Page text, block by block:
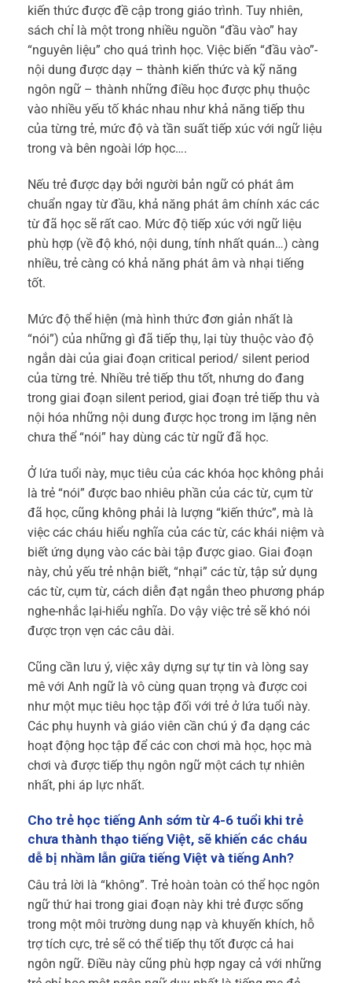
kiến thức được đề cập trong giáo trình. Tuy nhiên,
sách chỉ là một trong nhiều nguồn “đầu vào” hay
“nguyên liệu” cho quá trình học. Việc biến “đầu vào”-
nội dung được dạy – thành kiến thức và kỹ năng
ngôn ngữ – thành những điều học được phụ thuộc
vào nhiều yếu tố khác nhau như khả năng tiếp thu
của từng trẻ, mức độ và tần suất tiếp xúc với ngữ liệu
trong và bên ngoài lớp học….
Nếu trẻ được dạy bởi người bản ngữ có phát âm
chuẩn ngay từ đầu, khả năng phát âm chính xác các
từ đã học sẽ rất cao. Mức độ tiếp xúc với ngữ liệu
phù hợp (về độ khó, nội dung, tính nhất quán…) càng
nhiều, trẻ càng có khả năng phát âm và nhại tiếng
tốt.
Mức độ thể hiện (mà hình thức đơn giản nhất là
“nói”) của những gì đã tiếp thụ, lại tùy thuộc vào độ
ngắn dài của giai đoạn critical period/ silent period
của từng trẻ. Nhiều trẻ tiếp thu tốt, nhưng do đang
trong giai đoạn silent period, giai đoạn trẻ tiếp thu và
nội hóa những nội dung được học trong im lặng nên
chưa thể “nói” hay dùng các từ ngữ đã học.
Ở lứa tuổi này, mục tiêu của các khóa học không phải
là trẻ “nói” được bao nhiêu phần của các từ, cụm từ
đã học, cũng không phải là lượng “kiến thức”, mà là
việc các cháu hiểu nghĩa của các từ, các khái niệm và
biết ứng dụng vào các bài tập được giao. Giai đoạn
này, chủ yếu trẻ nhận biết, “nhại” các từ, tập sử dụng
các từ, cụm từ, cách diễn đạt ngắn theo phương pháp
nghe-nhắc lại-hiểu nghĩa. Do vậy việc trẻ sẽ khó nói
được trọn vẹn các câu dài.
Cũng cần lưu ý, việc xây dựng sự tự tin và lòng say
mê với Anh ngữ là vô cùng quan trọng và được coi
như một mục tiêu học tập đối với trẻ ở lứa tuổi này.
Các phụ huynh và giáo viên cần chú ý đa dạng các
hoạt động học tập để các con chơi mà học, học mà
chơi và được tiếp thụ ngôn ngữ một cách tự nhiên
nhất, phi áp lực nhất.
Cho trẻ học tiếng Anh sớm từ 4-6 tuổi khi trẻ
chưa thành thạo tiếng Việt, sẽ khiến các cháu
dễ bị nhầm lẫn giữa tiếng Việt và tiếng Anh?
Câu trả lời là “không”. Trẻ hoàn toàn có thể học ngôn
ngữ thứ hai trong giai đoạn này khi trẻ được sống
trong một môi trường dung nạp và khuyến khích, hỗ
trợ tích cực, trẻ sẽ có thể tiếp thụ tốt được cả hai
ngôn ngữ. Điều này cũng phù hợp ngay cả với những